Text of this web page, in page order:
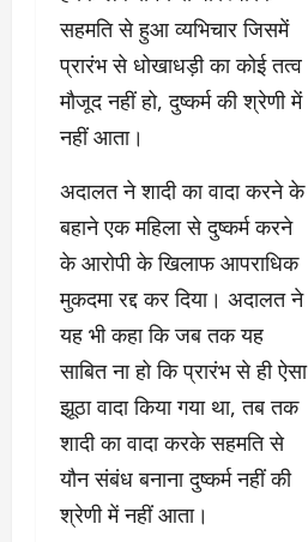
सहमति से हुआ व्यभिचार जिसमें
प्रारंभ से धोखाधड़ी का कोई तत्व
मौजूद नहीं हो, दुष्कर्म की श्रेणी में
नहीं आता।
अदालत ने शादी का वादा करने के
बहाने एक महिला से दुष्कर्म करने
के आरोपी के खिलाफ आपराधिक
मुकदमा रद्द कर दिया। अदालत ने
यह भी कहा कि जब तक यह
साबित ना हो कि प्रारंभ से ही ऐसा
झूठा वादा किया गया था, तब तक
शादी का वादा करके सहमति से
यौन संबंध बनाना दुष्कर्म नहीं की
श्रेणी में नहीं आता।